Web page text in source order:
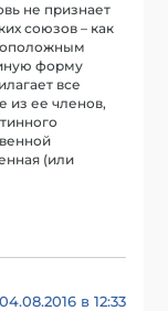
не признает
союзов – как
форму
все
из ее членов,
(или
04.08.2016 в 12:33